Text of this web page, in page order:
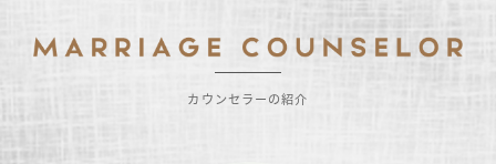
カウンセラーの紹介